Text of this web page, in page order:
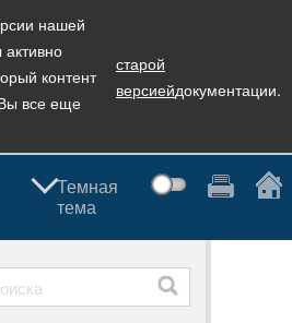
нашей
контент
все еще
старой
версиейдокументации.
Темная
тема